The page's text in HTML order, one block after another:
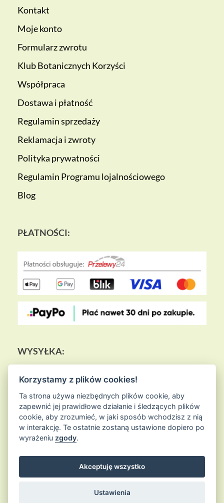
Kontakt
Moje konto
Formularz zwrotu
Klub Botanicznych Korzyści
Współpraca
Dostawa i płatność
Regulamin sprzedaży
Reklamacja i zwroty
Polityka prywatności
Regulamin Programu lojalnościowego
Blog
PŁATNOŚCI:
WYSYŁKA:
© 2026Sklep Ziołowa Wyspais proudly powered by
Entries (RSS) and Comments (RSS)
Korzystamy z plików cookies!
Ta strona używa niezbędnych plików cookie, aby
zapewnić jej prawidłowe działanie i śledzących plików
cookie, aby zrozumieć, w jaki sposób wchodzisz z nią
w interakcję. Te ostatnie zostaną ustawione dopiero po
wyrażeniu zgody.
Akceptuję wszystko
Ustawienia